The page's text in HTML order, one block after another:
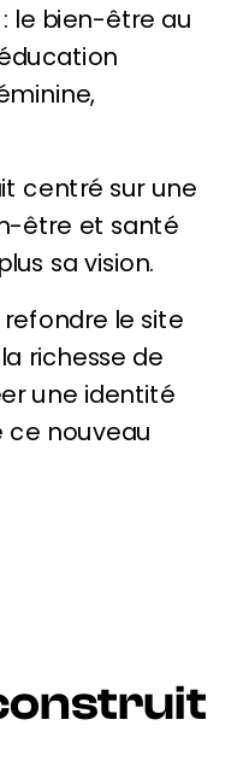
le bien-être au
centré sur une
être et santé
sa vision.
le site
richesse de
une identité
ce nouveau